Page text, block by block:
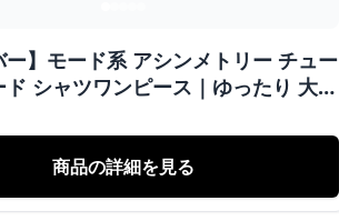
ー】モード系 アシンメトリー チュー
シャツワンピース｜ゆったり 大人
商品の詳細を見る